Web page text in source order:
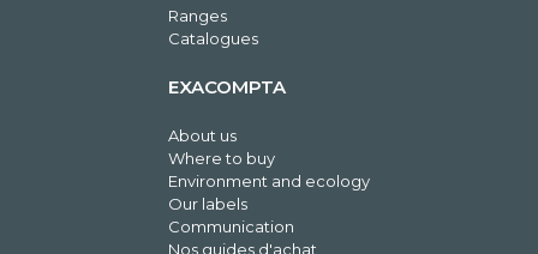
Ranges
Catalogues
EXACOMPTA
About us
Where to buy
Environment and ecology
Our labels
Communication
Nos guides d'achat